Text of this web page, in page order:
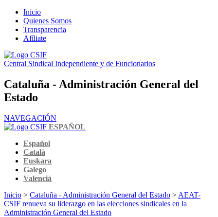
Inicio
Quienes Somos
Transparencia
Afíliate
Central Sindical Independiente y de Funcionarios
Cataluña - Administración General del
Estado
NAVEGACIÓN
ESPAÑOL
Español
Català
Euskara
Galego
Valencià
Inicio > Cataluña - Administración General del Estado > AEAT-
CSIF renueva su liderazgo en las elecciones sindicales en la
Administración General del Estado